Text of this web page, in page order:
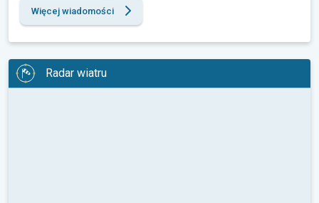
Więcej wiadomości
Radar wiatru